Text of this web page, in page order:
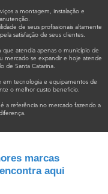
a montagem, instalação e
de seus profissionais altamente
satisfação de seus clientes.
atendia apenas o município de
mercado se expandir e hoje atende
de Santa Catarina.
em tecnologia e equipamentos de
o melhor custo beneficio.
a referência no mercado fazendo a
marcas
aqui